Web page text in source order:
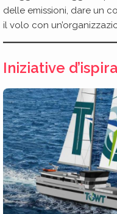
delle emissioni, dare un
il volo con
Iniziative